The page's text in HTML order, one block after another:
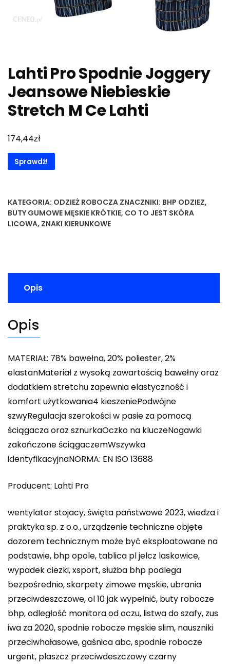
Lahti Pro Spodnie Joggery
Jeansowe Niebieskie
Stretch M Ce Lahti
174,44zł
Sprawdź!
KATEGORIA: ODZIEŻ ROBOCZA ZNACZNIKI: BHP ODZIEZ,
BUTY GUMOWE MĘSKIE KRÓTKIE, CO TO JEST SKÓRA
LICOWA, ZNAKI KIERUNKOWE
Opis
Opis
MATERIAŁ: 78% bawełna, 20% poliester, 2%
elastanMateriał z wysoką zawartością bawełny oraz
dodatkiem stretchu zapewnia elastyczność i
komfort użytkowania4 kieszeniePodwójne
szwyRegulacja szerokości w pasie za pomocą
ściągacza oraz sznurkaOczko na kluczeNogawki
zakończone ściągaczemWszywka
identyfikacyjnaNORMA: EN ISO 13688
Producent: Lahti Pro
wentylator stojacy, święta państwowe 2023, wiedza i
praktyka sp. z o.o., urządzenie techniczne objęte
dozorem technicznym może być eksploatowane na
podstawie, bhp opole, tablica pl jelcz laskowice,
wypadek ciezki, xsport, służba bhp podlega
bezpośrednio, skarpety zimowe męskie, ubrania
przeciwdeszczowe, ol 10 jak wypełnić, buty robocze
bhp, odległość monitora od oczu, listwa do szafy, zus
iwa za 2020, spodnie robocze męskie slim, nauszniki
przeciwhałasowe, gaśnica abc, spodnie robocze
urgent, plaszcz przeciwdeszczowy czarny